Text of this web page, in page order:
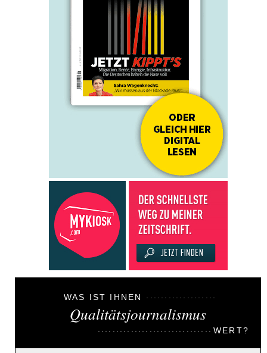
WAS IST IHNEN
Qualitätsjournalismus
WERT?